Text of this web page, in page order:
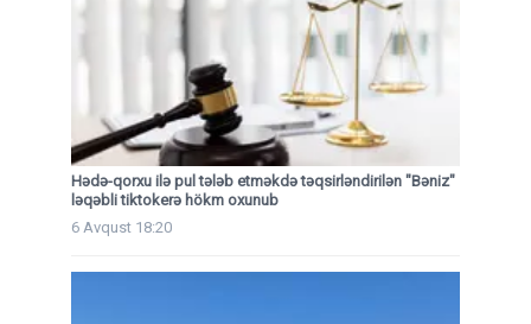
Hədə-qorxu ilə pul tələb etməkdə təqsirləndirilən "Bəniz"
ləqəbli tiktokerə hökm oxunub
6 Avqust 18:20